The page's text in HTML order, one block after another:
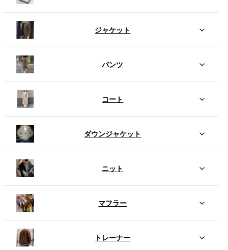
ジャケット
パンツ
コート
ダウンジャケット
ニット
マフラー
トレーナー